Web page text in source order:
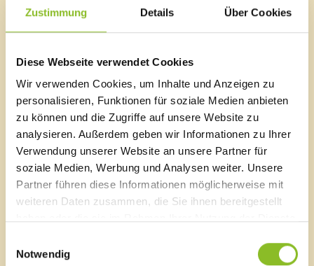
Zustimmung Details Über Cookies
Diese Webseite verwendet Cookies
Wir verwenden Cookies, um Inhalte und Anzeigen zu
personalisieren, Funktionen für soziale Medien anbieten
zu können und die Zugriffe auf unsere Website zu
analysieren. Außerdem geben wir Informationen zu Ihrer
Verwendung unserer Website an unsere Partner für
soziale Medien, Werbung und Analysen weiter. Unsere
Partner führen diese Informationen möglicherweise mit
weiteren Daten zusammen, die Sie ihnen bereitgestellt
Notwendig
2026
Juli 2026(7 Einträge)
Mai 2026(10 Einträge)
April 2026(18 Einträge)
März 2026(19 Einträge)
Februar 2026 (14 Einträge)
Januar 2026(8 Einträge)
2025
Dezember 2025(12 Einträge)
November 2025(22 Einträge)
Oktober 2025(16 Einträge)
September 2025(22 Einträge)
August 2025(6 Einträge)
Juni 2025(16 Einträge)